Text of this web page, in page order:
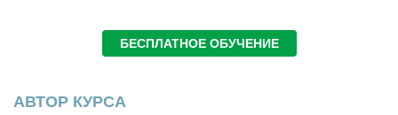
БЕСПЛАТНОЕ ОБУЧЕНИЕ
АВТОР КУРСА